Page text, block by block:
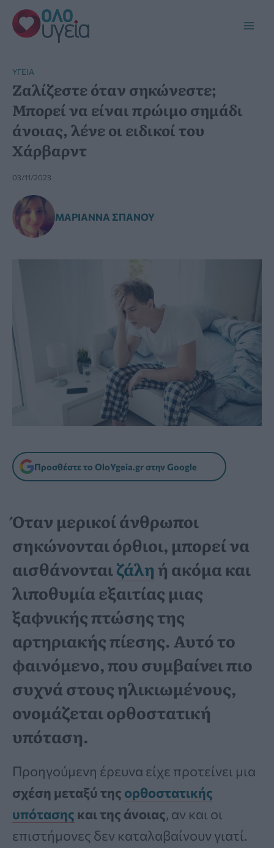
Μετάβαση
στο
περιεχόμενο
YΓΕΊΑ
Ζαλίζεστε όταν σηκώνεστε;
Μπορεί να είναι πρώιμο σημάδι
άνοιας, λένε οι ειδικοί του
Χάρβαρντ
03/11/2023
ΜΑΡΙΆΝΝΑ ΣΠΑΝΟΎ
Προσθέστε το OloYgeia.gr στην Google
Όταν μερικοί άνθρωποι
σηκώνονται όρθιοι, μπορεί να
αισθάνονταιζάλη ή ακόμα και
λιποθυμία εξαιτίας μιας
ξαφνικής πτώσης της
αρτηριακής πίεσης. Αυτό το
φαινόμενο, που συμβαίνει πιο
συχνά στους ηλικιωμένους,
ονομάζεται ορθοστατική
υπόταση.
Προηγούμενη έρευνα είχε προτείνει μια
σχέση μεταξύ της ορθοστατικής
υπότασης και της άνοιας, αν και οι
επιστήμονες δεν καταλαβαίνουν γιατί.